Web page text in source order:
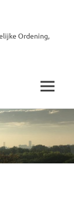
Ordening,
MENU